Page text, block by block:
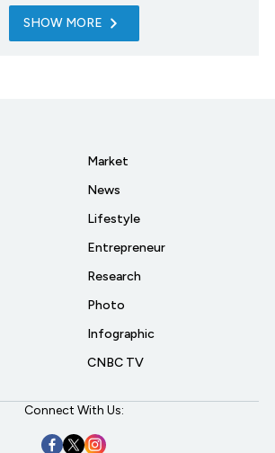
SHOW MORE
Market
News
Lifestyle
Entrepreneur
Research
Photo
Infographic
CNBC TV
Connect With Us: